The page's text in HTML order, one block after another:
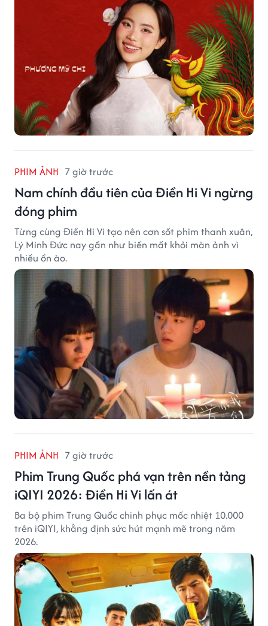
PHIM ẢNH 7 giờ trước
Nam chính đầu tiên của Điền Hi Vi ngừng
đóng phim
Từng cùng Điền Hi Vi tạo nên cơn sốt phim thanh xuân,
Lý Minh Đức nay gần như biến mất khỏi màn ảnh vì
nhiều ồn ào.
PHIM ẢNH 7 giờ trước
Phim Trung Quốc phá vạn trên nền tảng
iQIYI 2026: Điền Hi Vi lấn át
Ba bộ phim Trung Quốc chinh phục mốc nhiệt 10.000
trên iQIYI, khẳng định sức hút mạnh mẽ trong năm
2026.